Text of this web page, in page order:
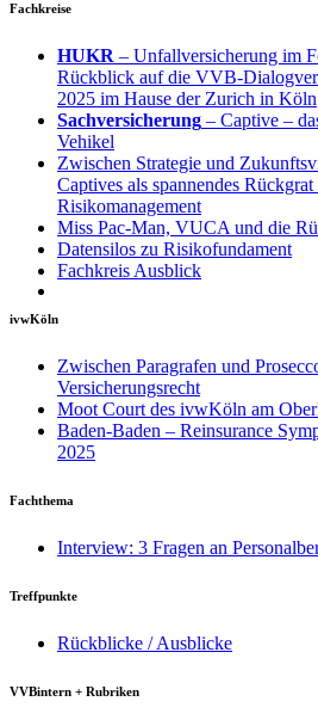
Fachkreise
HUKR – Unfallversicherung im
Rückblick auf die VVB-
2025 im Hause der Zurich in Köln
Sachversicherung – Captive –
Vehikel
Zwischen Strategie und
Captives als spannendes
Risikomanagement
Miss Pac-Man, VUCA und die
Datensilos zu Risikofundament
Fachkreis Ausblick
ivwKöln
Zwischen Paragrafen und
Versicherungsrecht
Moot Court des ivwKöln am
Baden-Baden – Reinsurance
2025
Fachthema
Interview: 3 Fragen an
Treffpunkte
Rückblicke / Ausblicke
VVBintern + Rubriken